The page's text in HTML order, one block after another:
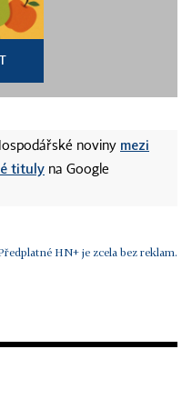
noviny mezi
tituly na Google
HN+ je zcela bez reklam.